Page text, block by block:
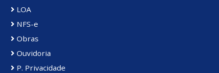
LOA
NFS-e
Obras
Ouvidoria
P. Privacidade